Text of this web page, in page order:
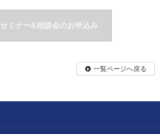
セミナー&相談会のお申込み
一覧ページへ戻る